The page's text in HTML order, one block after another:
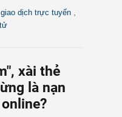
giao dịch trực tuyến
xài thẻ
là nạn